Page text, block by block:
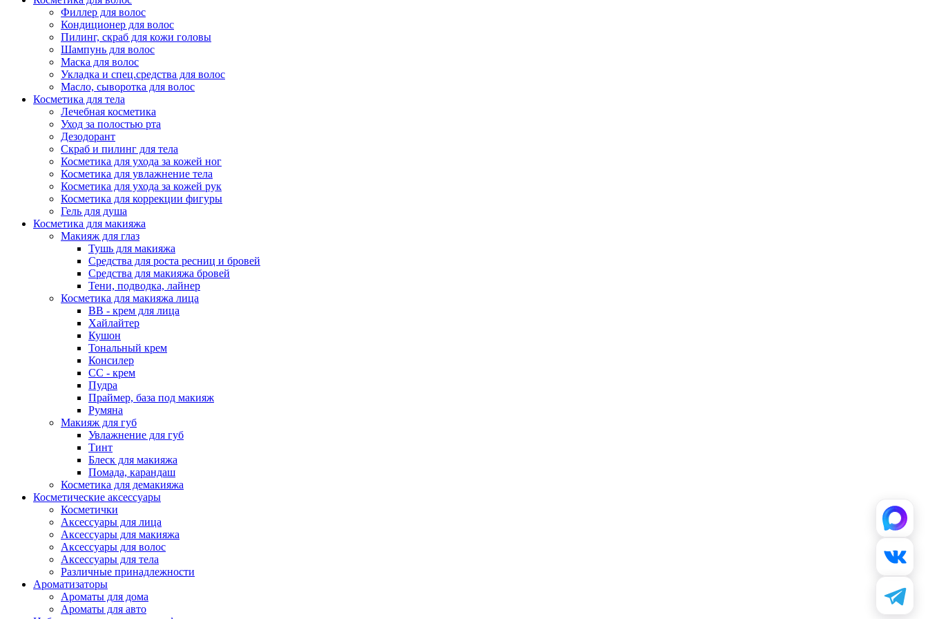
Упаковка
Наборы
Филлер для волос
Кондиционер для волос
Пилинг, скраб для кожи головы
Шампунь для волос
Маска для волос
Укладка и спец.средства для волос
Масло, сыворотка для волос
Косметика для тела
Лечебная косметика
Уход за полостью рта
Дезодорант
Скраб и пилинг для тела
Косметика для ухода за кожей ног
Косметика для увлажнение тела
Косметика для ухода за кожей рук
Косметика для коррекции фигуры
Гель для душа
Косметика для макияжа
Макияж для глаз
Тушь для макияжа
Средства для роста ресниц и бровей
Средства для макияжа бровей
Тени, подводка, лайнер
Косметика для макияжа лица
ВВ - крем для лица
Хайлайтер
Кушон
Тональный крем
Консилер
СС - крем
Пудра
Праймер, база под макияж
Румяна
Макияж для губ
Увлажнение для губ
Тинт
Блеск для макияжа
Помада, карандаш
Косметика для демакияжа
Косметические аксессуары
Косметички
Аксессуары для лица
Аксессуары для макияжа
Аксессуары для волос
Аксессуары для тела
Различные принадлежности
Ароматизаторы
Ароматы для дома
Ароматы для авто